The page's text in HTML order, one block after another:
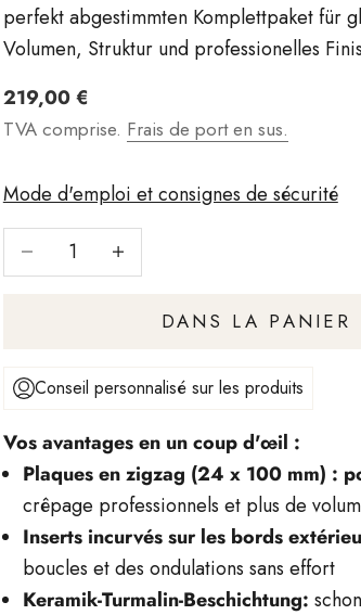
perfekt abgestimmten Komplettpaket für
Volumen, Struktur und professionelles
Angebot
219,00 €
TVA comprise. Frais de port en sus.
Mode d'emploi et consignes de sécurité
Réduire le nombreAugmenter le nombre
DANS LA PANIER
Conseil personnalisé sur les produits
Vos avantages en un coup d'œil :
Plaques en zigzag (24 x 100 mm) :
crêpage professionnels et plus de
Inserts incurvés sur les bords
boucles et des ondulations sans effort
Keramik-Turmalin-Beschichtung: